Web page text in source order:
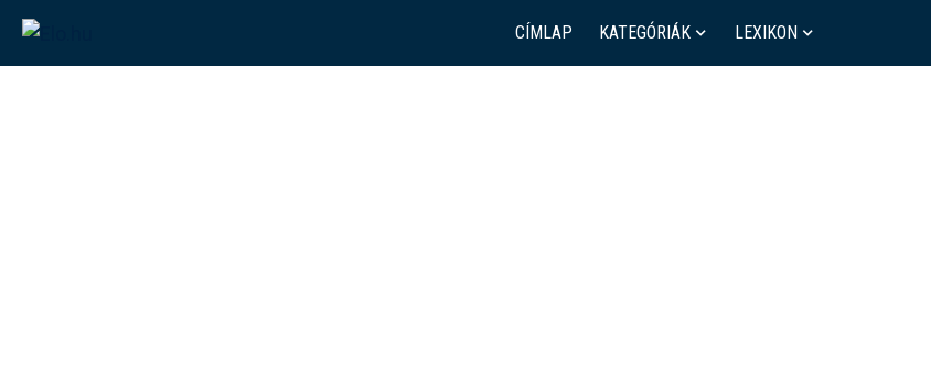
CÍMLAP KATEGÓRIÁK LEXIKON